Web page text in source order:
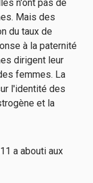
n'ont pas de
Mais des
du taux de
à la paternité
dirigent leur
femmes. La
l'identité des
et la
a abouti aux